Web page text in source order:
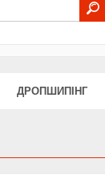
ДРОПШИПІНГ